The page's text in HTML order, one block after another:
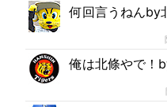
何回言うねんby
俺は北條やで！